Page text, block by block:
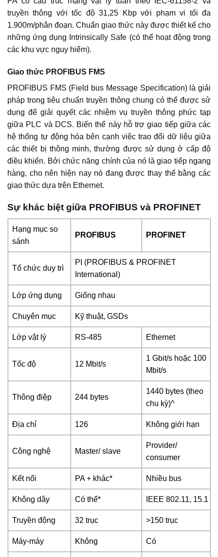
truyền thông với tốc độ 31,25 Kbp với phạm vi tối đa
1.900m/phân đoạn. Chuẩn giao thức này được thiết kế cho
những ứng dụng Intrinsically Safe (có thể hoạt động trong
các khu vực nguy hiểm).
Giao thức PROFIBUS FMS
PROFIBUS FMS (Field bus Message Specification) là giải
pháp trong tiêu chuẩn truyền thông chung có thể được sử
dụng để giải quyết các nhiệm vụ truyền thông phức tạp
giữa PLC và DCS. Biến thể này hỗ trợ giao tiếp giữa các
hệ thống tự động hóa bên cạnh việc trao đổi dữ liệu giữa
các thiết bị thông minh, thường được sử dụng ở cấp độ
điều khiển. Bởi chức năng chính của nó là giao tiếp ngang
hàng, cho nên hiện nay nó đang được thay thế bằng các
giao thức dựa trên Ethernet.
Sự khác biệt giữa PROFIBUS và PROFINET
Hạng mục so
sánh
PROFIBUS PROFINET
Tổ chức duy trì
PI (PROFIBUS & PROFINET
International)
Lớp ứng dụng Giống nhau
Chuyên mục Kỹ thuật, GSDs
Lớp vật lý RS-485 Ethernet
Tốc độ 12 Mbit/s
1 Gbit/s hoặc 100
Mbit/s
Thông điệp 244 bytes
1440 bytes (theo
chu kỳ)^
Địa chỉ 126 Không giới hạn
Công nghệ Master/ slave
Provider/
consumer
Kết nối PA + khác* Nhiều bus
Không dây Có thể* IEEE 802.11, 15.1
Truyền động 32 trục >150 trục
Máy-máy Không Có